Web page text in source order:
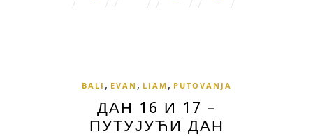
BALI , EVAN , LIAM , PUTOVANJA
ДАН 16 И 17 –
ПУТУЈУЋИ ДАН